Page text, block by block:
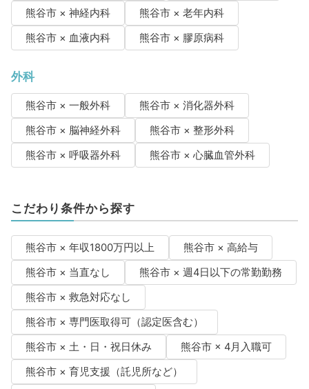
熊谷市 × 神経内科
熊谷市 × 老年内科
熊谷市 × 血液内科
熊谷市 × 膠原病科
外科
熊谷市 × 一般外科
熊谷市 × 消化器外科
熊谷市 × 脳神経外科
熊谷市 × 整形外科
熊谷市 × 呼吸器外科
熊谷市 × 心臓血管外科
こだわり条件から探す
熊谷市 × 年収1800万円以上
熊谷市 × 高給与
熊谷市 × 当直なし
熊谷市 × 週4日以下の常勤勤務
熊谷市 × 救急対応なし
熊谷市 × 専門医取得可（認定医含む）
熊谷市 × 土・日・祝日休み
熊谷市 × 4月入職可
熊谷市 × 育児支援（託児所など）